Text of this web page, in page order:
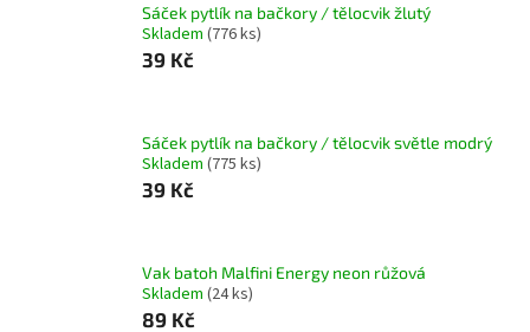
Sáček pytlík na bačkory / tělocvik žlutý
Skladem (776 ks)
39 Kč
Sáček pytlík na bačkory / tělocvik světle modrý
Skladem (775 ks)
39 Kč
Vak batoh Malfini Energy neon růžová
Skladem (24 ks)
89 Kč